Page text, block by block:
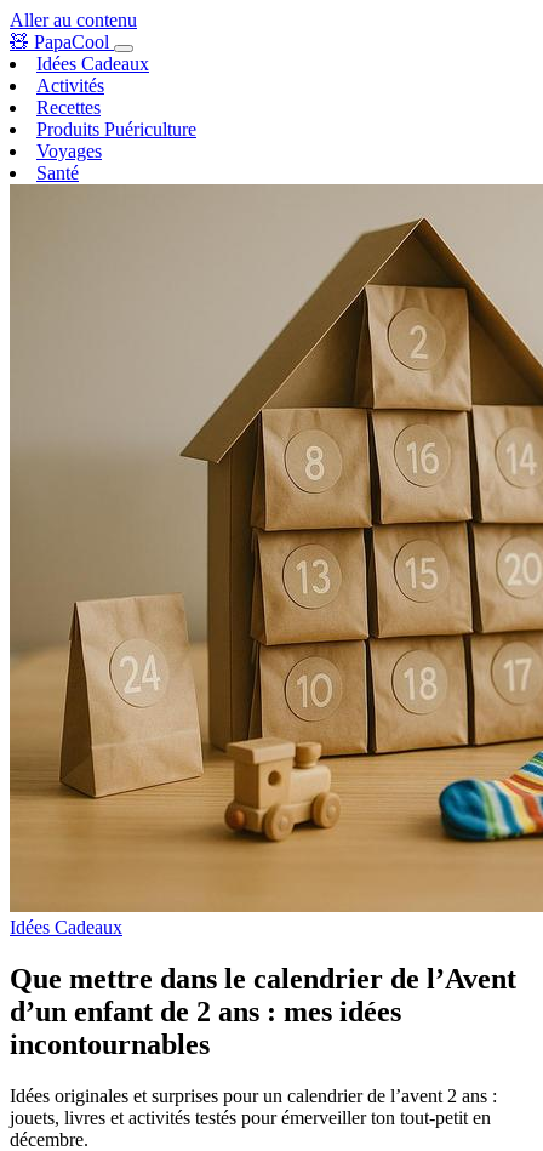
Aller au contenu
🧸 PapaCool
Idées Cadeaux
Activités
Recettes
Produits Puériculture
Voyages
Santé
Idées Cadeaux
Que mettre dans le calendrier de l’Avent
d’un enfant de 2 ans : mes idées
incontournables
Idées originales et surprises pour un calendrier de l’avent 2 ans :
jouets, livres et activités testés pour émerveiller ton tout-petit en
décembre.